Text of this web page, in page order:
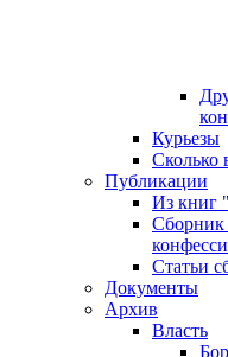
Курьезы
Сколько
Публикации
Из книг
Сборник
Статьи
Документы
Архив
Власть